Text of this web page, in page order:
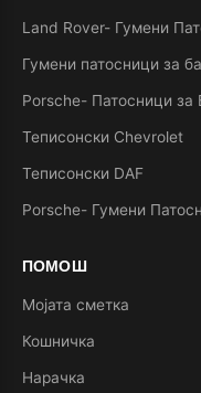
Land Rover- Гумени
Гумени патосници за
Porsche- Патосници за
Теписонски Chevrolet
Теписонски DAF
Porsche- Гумени
ПОМОШ
Мојата сметка
Кошничка
Нарачка